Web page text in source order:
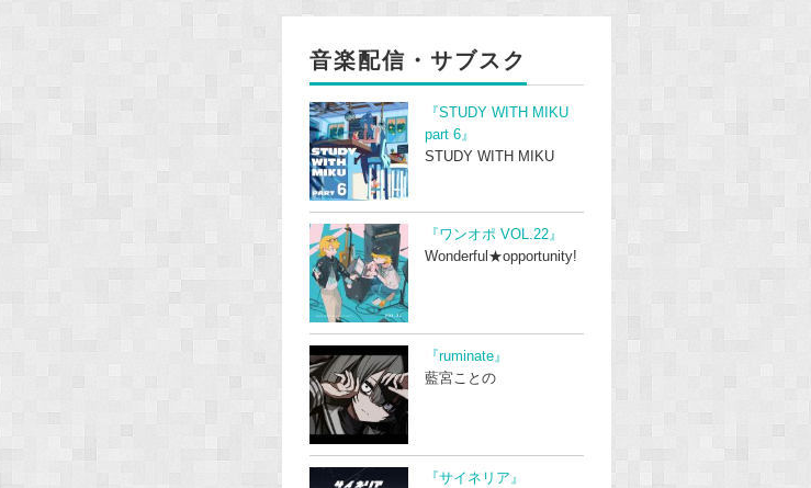
音楽配信・サブスク
『STUDY WITH MIKU
part 6』
STUDY WITH MIKU
『ワンオポ VOL.22』
Wonderful★opportunity!
『ruminate』
藍宮ことの
『サイネリア』